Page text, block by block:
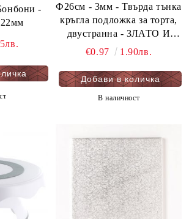
-
Ф26см - 3мм - Твърда тънка
кръгла подложка за торта,
двустранна - ЗЛАТО И
ЧЕРНО - мукава - 1 бр.
€0.97 1.90лв.
В наличност